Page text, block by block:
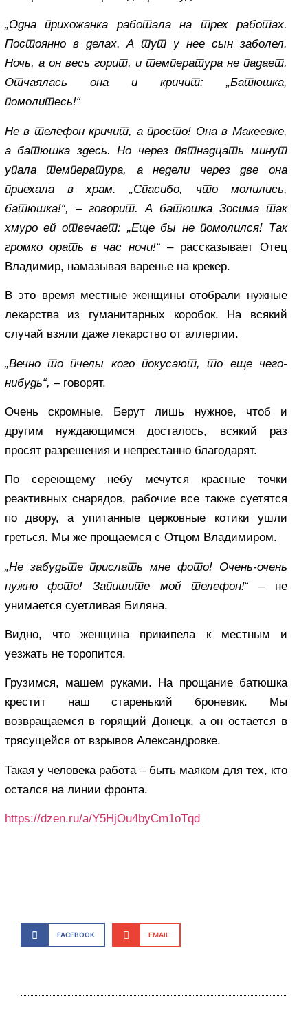
„Одна прихожанка работала на трех работах.
Постоянно в делах. А тут у нее сын заболел.
Ночь, а он весь горит, и температура не падает.
Отчаялась она и кричит: „Батюшка,
помолитесь!“
Не в телефон кричит, а просто! Она в Макеевке,
а батюшка здесь. Но через пятнадцать минут
упала температура, а недели через две она
приехала в храм. „Спасибо, что молились,
батюшка!“, – говорит. А батюшка Зосима так
хмуро ей отвечает: „Еще бы не помолился! Так
громко орать в час ночи!“– рассказывает Отец
Владимир, намазывая варенье на крекер.
В это время местные женщины отобрали нужные
лекарства из гуманитарных коробок. На всякий
случай взяли даже лекарство от аллергии.
„Вечно то пчелы кого покусают, то еще чего-
нибудь“, – говорят.
Очень скромные. Берут лишь нужное, чтоб и
другим нуждающимся досталось, всякий раз
просят разрешения и непрестанно благодарят.
По сереющему небу мечутся красные точки
реактивных снарядов, рабочие все также суетятся
по двору, а упитанные церковные котики ушли
греться. Мы же прощаемся с Отцом Владимиром.
„Не забудьте прислать мне фото! Очень-очень
нужно фото! Запишите мой телефон!“ – не
унимается суетливая Биляна.
Видно, что женщина прикипела к местным и
уезжать не торопится.
Грузимся, машем руками. На прощание батюшка
крестит наш старенький броневик. Мы
возвращаемся в горящий Донецк, а он остается в
трясущейся от взрывов Александровке.
Такая у человека работа – быть маяком для тех, кто
остался на линии фронта.
https://dzen.ru/a/Y5HjOu4byCm1oTqd
FACEBOOK EMAIL